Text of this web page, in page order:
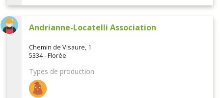
Andrianne-Locatelli Association
Chemin de Visaure, 1
5334 - Florée
Types de production